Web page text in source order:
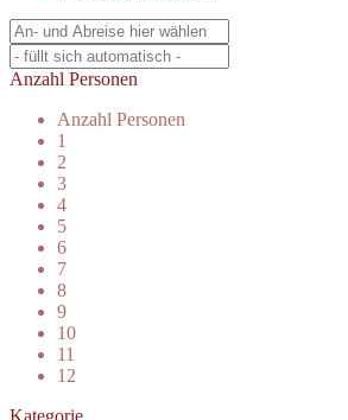
Gebrauchtboote
Anzahl Personen
Anzahl Personen
1
2
3
4
5
6
7
8
9
10
11
12
Kategorie